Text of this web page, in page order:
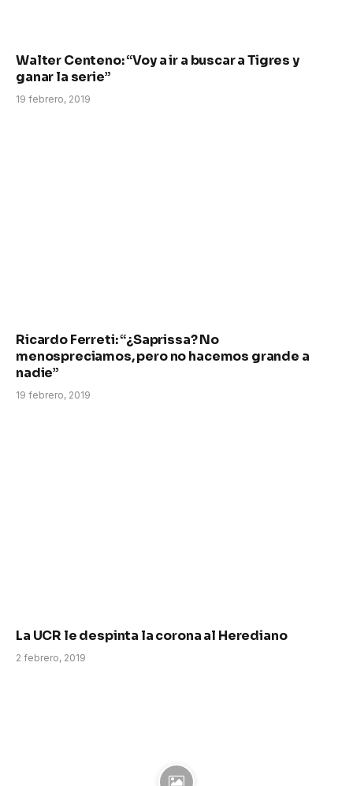
Walter Centeno: “Voy a ir a buscar a Tigres y
ganar la serie”
19 febrero, 2019
Ricardo Ferreti: “¿Saprissa? No
menospreciamos, pero no hacemos grande a
nadie”
19 febrero, 2019
La UCR le despinta la corona al Herediano
2 febrero, 2019